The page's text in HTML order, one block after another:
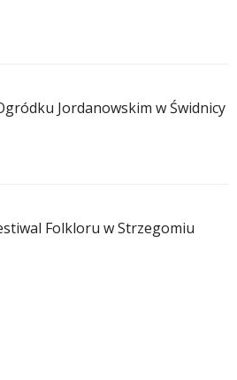
Jordanowskim w Świdnicy
Folkloru w Strzegomiu